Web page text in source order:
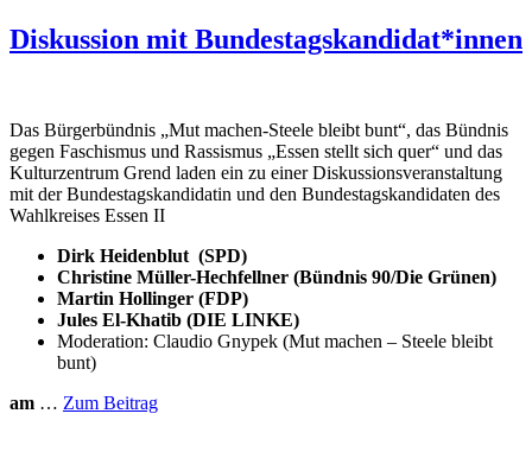
Diskussion mit Bundestagskandidat*innen
Das Bürgerbündnis „Mut machen-Steele bleibt bunt“, das Bündnis
gegen Faschismus und Rassismus „Essen stellt sich quer“ und das
Kulturzentrum Grend laden ein zu einer Diskussionsveranstaltung
mit der Bundestagskandidatin und den Bundestagskandidaten des
Wahlkreises Essen II
Dirk Heidenblut (SPD)
Christine Müller-Hechfellner (Bündnis 90/Die Grünen)
Martin Hollinger (FDP)
Jules El-Khatib (DIE LINKE)
Moderation: Claudio Gnypek (Mut machen – Steele bleibt
bunt)
am … Zum Beitrag